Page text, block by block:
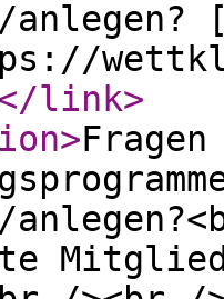
link>
>